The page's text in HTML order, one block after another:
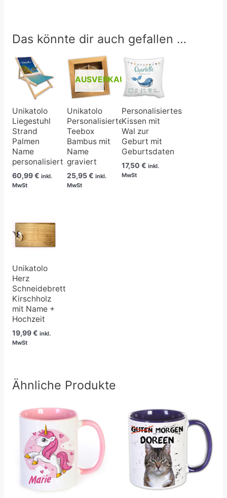
Das könnte dir auch gefallen …
Unikatolo
Liegestuhl
Strand
Palmen
Name
personalisiert
60,99€ inkl.
MwSt
AUSVERKAUFT
Unikatolo
Personalisierte
Teebox
Bambus mit
Name
graviert
25,95€ inkl.
MwSt
Personalisiertes
Kissen mit
Wal zur
Geburt mit
Geburtsdaten
17,50€ inkl.
MwSt
Unikatolo
Herz
Schneidebrett
Kirschholz
mit Name +
Hochzeit
19,99€ inkl.
MwSt
Ähnliche Produkte